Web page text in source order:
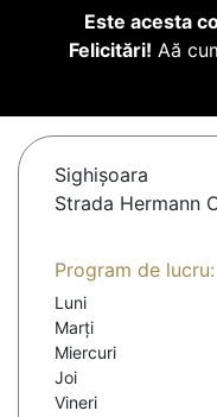
Este acesta
Felicitări! Aă
Sighişoara
Strada Hermann
Program de lucru:
Luni
Marți
Miercuri
Joi
Vineri